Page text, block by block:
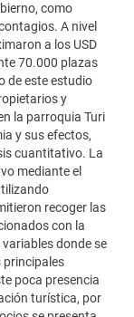
como
A nivel
a los USD
70.000 plazas
de este estudio
y
la parroquia Turi
y sus efectos,
cuantitativo. La
mediante el
recoger las
con la
donde se
principales
poca presencia
turística, por